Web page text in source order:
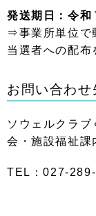
発送期日：令和
⇒事業所単位で
当選者への配布
お問い合わせ
ソウェルクラ
会・施設福祉課
TEL：027-